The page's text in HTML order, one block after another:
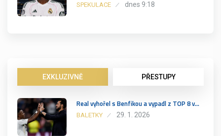
SPEKULACE dnes 9:18
EXKLUZIVNĚ PŘESTUPY
Real vyhořel s Benfikou a vypadl z TOP 8 v…
BALETKY 29. 1. 2026